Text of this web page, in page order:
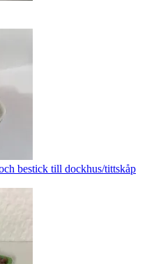
bestick till dockhus/tittskåp